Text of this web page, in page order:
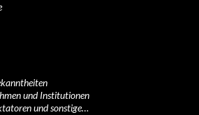
und Institutionen
und sonstige…